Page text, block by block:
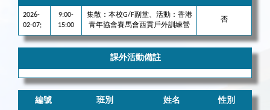
2026-
02-07;
9:00-
15:00
集散：本校G/F副堂、活動：香港
青年協會賽馬會西貢戶外訓練營
否
課外活動備註
編號 班別 姓名 性別